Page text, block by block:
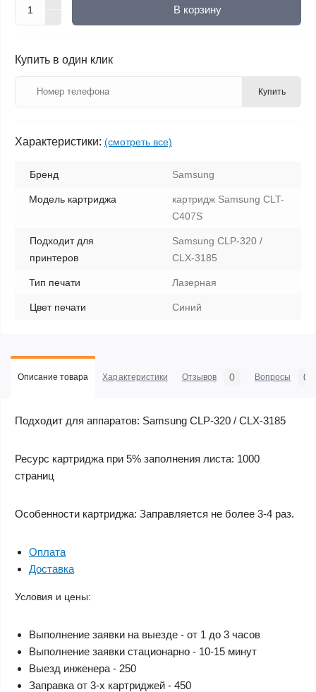
В корзину
Купить в один клик
Купить
Характеристики: (смотреть все)
Бренд Samsung
Модель картриджа
картридж Samsung CLT-
C407S
Подходит для
принтеров
Samsung CLP-320 /
CLX-3185
Тип печати Лазерная
Цвет печати Синий
Описание товара Характеристики Отзывов 0 Вопросы 0
Подходит для аппаратов: Samsung CLP-320 / CLX-3185
Ресурс картриджа при 5% заполнения листа: 1000
страниц
Особенности картриджа: Заправляется не более 3-4 раз.
Оплата
Доставка
Условия и цены:
Выполнение заявки на выезде - от 1 до 3 часов
Выполнение заявки стационарно - 10-15 минут
Выезд инженера - 250
Заправка от 3-х картриджей - 450